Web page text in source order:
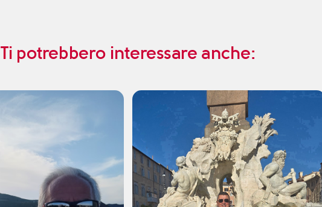
Ti potrebbero interessare anche: